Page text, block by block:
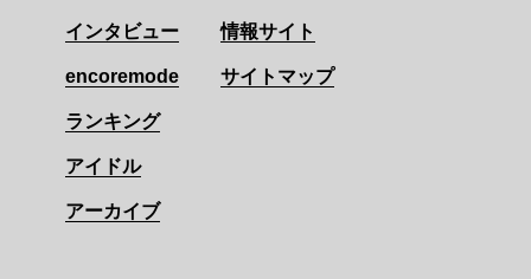
インタビュー
encoremode
ランキング
アイドル
アーカイブ
情報サイト
サイトマップ